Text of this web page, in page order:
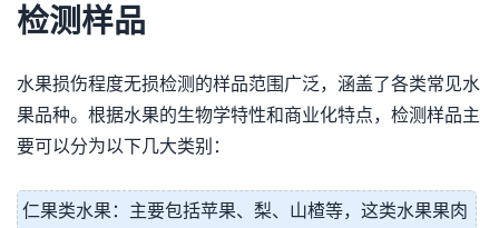
检测样品
水果损伤程度无损检测的样品范围广泛，涵盖了各类常见水
果品种。根据水果的生物学特性和商业化特点，检测样品主
要可以分为以下几大类别：
仁果类水果：主要包括苹果、梨、山楂等，这类水果果肉